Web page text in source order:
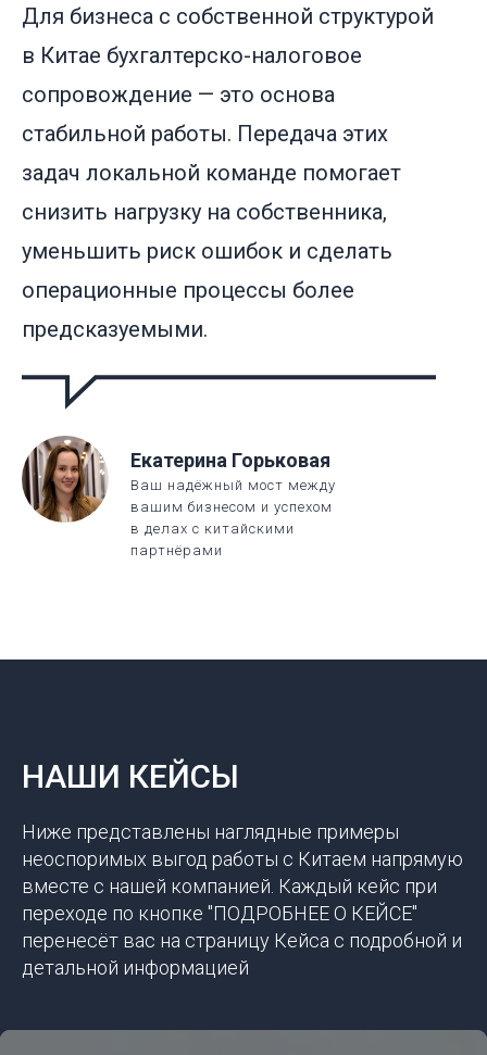
Для бизнеса с собственной структурой
в Китае бухгалтерско-налоговое
сопровождение — это основа
стабильной работы. Передача этих
задач локальной команде помогает
снизить нагрузку на собственника,
уменьшить риск ошибок и сделать
операционные процессы более
предсказуемыми.
Екатерина Горьковая
Ваш надёжный мост между
вашим бизнесом и успехом
в делах с китайскими
партнёрами
НАШИ КЕЙСЫ
Ниже представлены наглядные примеры
неоспоримых выгод работы с Китаем напрямую
вместе с нашей компанией. Каждый кейс при
переходе по кнопке "ПОДРОБНЕЕ О КЕЙСЕ"
перенесёт вас на страницу Кейса с подробной и
детальной информацией